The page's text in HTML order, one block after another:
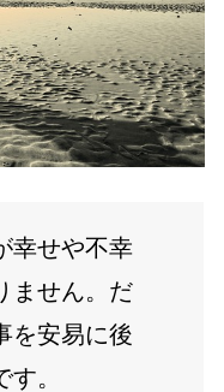
幸せや不幸
ません。だ
を安易に後
。